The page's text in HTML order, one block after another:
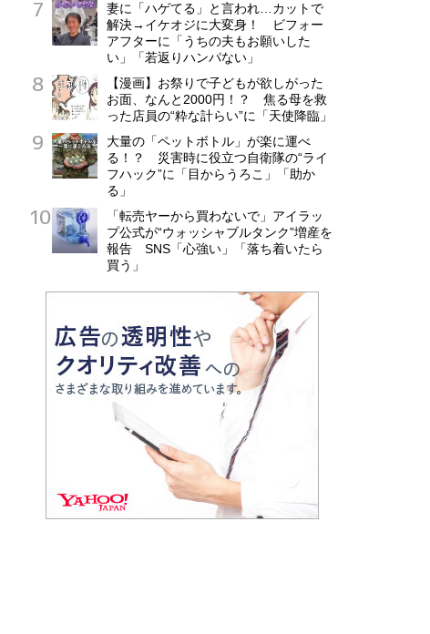
妻に「ハゲてる」と言われ…カットで
解決→イケオジに大変身！ ビフォー
アフターに「うちの夫もお願いした
い」「若返りハンパない」
【漫画】お祭りで子どもが欲しがった
お面、なんと2000円！？ 焦る母を救
った店員の“粋な計らい”に「天使降臨」
大量の「ペットボトル」が楽に運べ
る！？ 災害時に役立つ自衛隊の“ライ
フハック”に「目からうろこ」「助か
る」
「転売ヤーから買わないで」アイラッ
プ公式が“ウォッシャブルタンク”増産を
報告 SNS「心強い」「落ち着いたら
買う」